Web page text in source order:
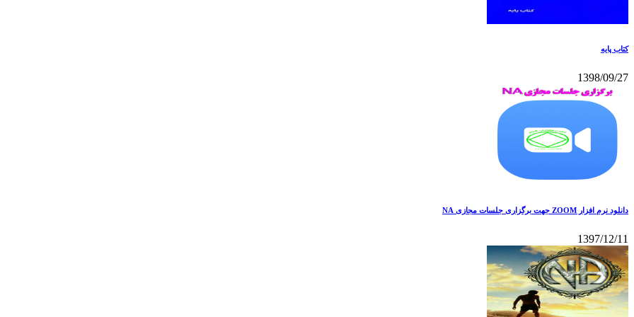
کتاب پایه
1398/09/27
دانلود نرم افزار ZOOM جهت برگزاری جلسات مجازی NA
1397/12/11